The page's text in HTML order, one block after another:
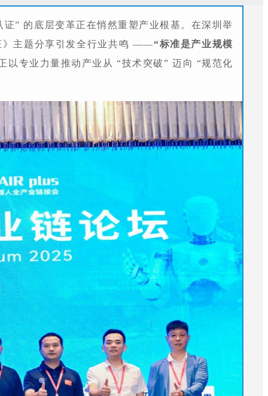
” 的底层变革正在悄然重塑产业根基。在深圳举
》主题分享引发全行业共鸣 ——“标准是产业规模
以专业力量推动产业从 “技术突破” 迈向 “规范化